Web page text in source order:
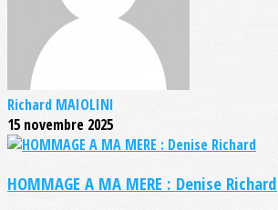
Richard MAIOLINI
15 novembre 2025
HOMMAGE A MA MERE : Denise Richard